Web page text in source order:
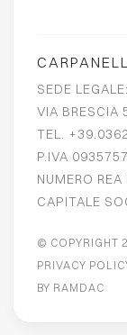
SEDE LEGALE:
VIA BRESCIA
TEL.
P.IVA
NUMERO
CAPITALE
© COPYRIGHT
PRIVACY
BY RAMDAC